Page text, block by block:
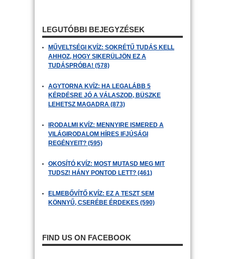
LEGUTÓBBI BEJEGYZÉSEK
MŰVELTSÉGI KVÍZ: SOKRÉTŰ TUDÁS KELL
AHHOZ, HOGY SIKERÜLJÖN EZ A
TUDÁSPRÓBA! (578)
AGYTORNA KVÍZ: HA LEGALÁBB 5
KÉRDÉSRE JÓ A VÁLASZOD, BÜSZKE
LEHETSZ MAGADRA (873)
IRODALMI KVÍZ: MENNYIRE ISMERED A
VILÁGIRODALOM HÍRES IFJÚSÁGI
REGÉNYEIT? (595)
OKOSÍTÓ KVÍZ: MOST MUTASD MEG MIT
TUDSZ! HÁNY PONTOD LETT? (461)
ELMEBŐVÍTŐ KVÍZ: EZ A TESZT SEM
KÖNNYŰ, CSERÉBE ÉRDEKES (590)
FIND US ON FACEBOOK